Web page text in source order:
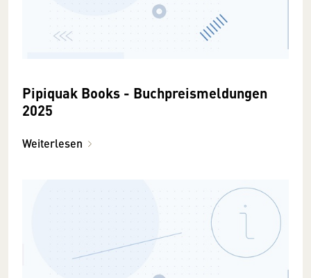
Pipiquak Books - Buchpreismeldungen
2025
Weiterlesen